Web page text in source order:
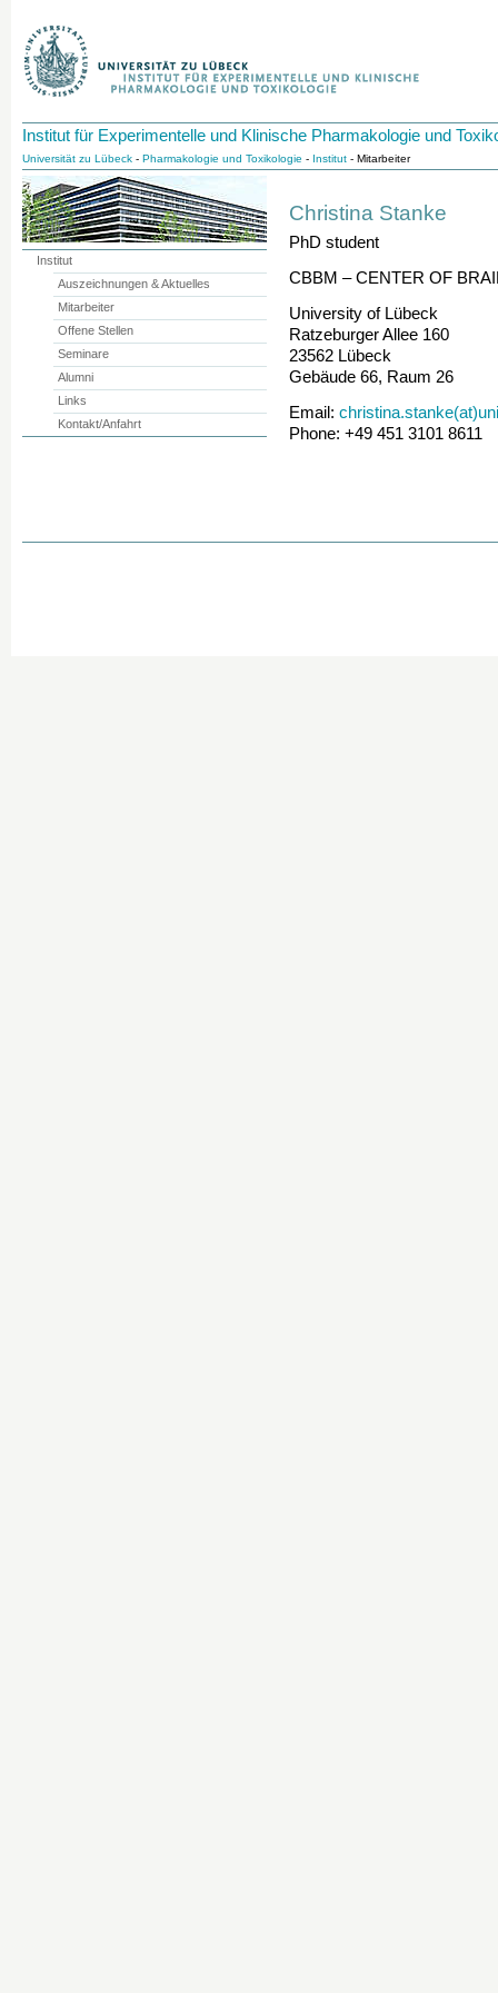
Institut für Experimentelle und Klinische Pharmakologie und
Universität zu Lübeck - Pharmakologie und Toxikologie - Institut - Mitarbeiter
Christina Stanke
PhD student
CBBM – CENTER OF
University of Lübeck
Ratzeburger Allee 160
23562 Lübeck
Gebäude 66, Raum 26
Email:
Phone: +49 451 3101 8611
Institut
Auszeichnungen & Aktuelles
Mitarbeiter
Offene Stellen
Seminare
Alumni
Links
Kontakt/Anfahrt